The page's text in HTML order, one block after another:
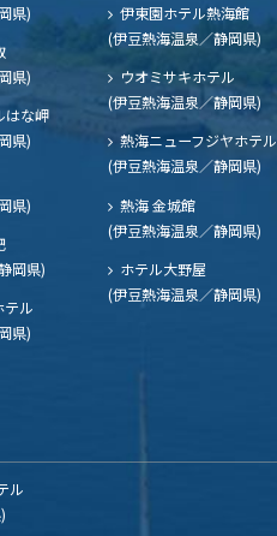
県)
県)
はな岬
県)
県)
岡県)
伊東園ホテル熱海館
(伊豆熱海温泉／静岡県)
ウオミサキホテル
(伊豆熱海温泉／静岡県)
熱海ニューフジヤホテル
(伊豆熱海温泉／静岡県)
熱海 金城館
(伊豆熱海温泉／静岡県)
ホテル大野屋
(伊豆熱海温泉／静岡県)
テル
県)
ル